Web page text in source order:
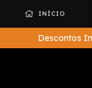
INÍCIO
Descontos